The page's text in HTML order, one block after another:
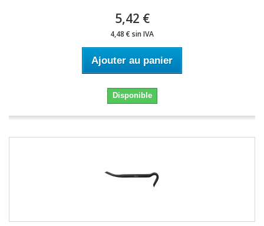
5,42 €
4,48 € sin IVA
Ajouter au panier
Disponible